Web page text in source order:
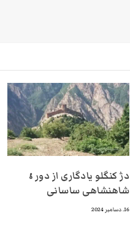
دژ کنگلو یادگاری از دورۀ
شاهنشاهی ساسانی
16. دسامبر 2024